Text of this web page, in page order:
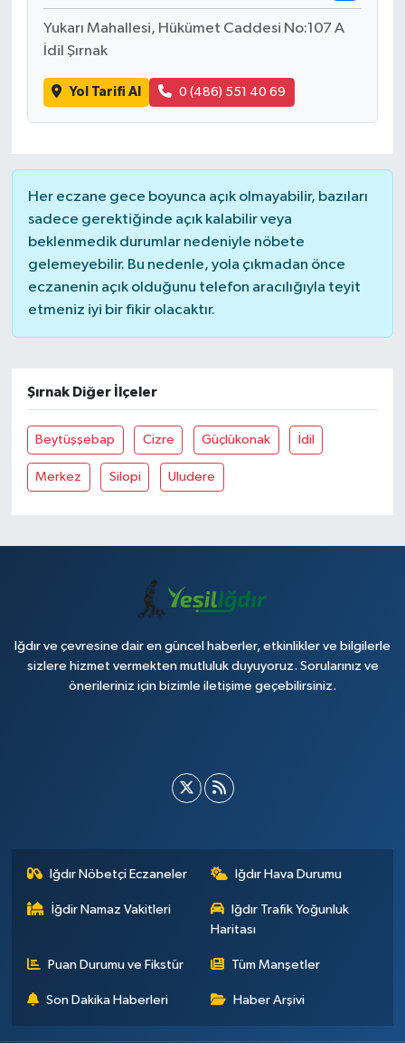
Yukarı Mahallesi, Hükümet Caddesi No:107 A
İdil Şırnak
Yol Tarifi Al 0 (486) 551 40 69
Her eczane gece boyunca açık olmayabilir, bazıları
sadece gerektiğinde açık kalabilir veya
beklenmedik durumlar nedeniyle nöbete
gelemeyebilir. Bu nedenle, yola çıkmadan önce
eczanenin açık olduğunu telefon aracılığıyla teyit
etmeniz iyi bir fikir olacaktır.
Şırnak Diğer İlçeler
Beytüşşebap Cizre Güçlükonak İdil
Merkez Silopi Uludere
Iğdır ve çevresine dair en güncel haberler, etkinlikler ve bilgilerle
sizlere hizmet vermekten mutluluk duyuyoruz. Sorularınız ve
önerileriniz için bizimle iletişime geçebilirsiniz.
Iğdır Nöbetçi Eczaneler Iğdır Hava Durumu
İğdir Namaz Vakitleri
Iğdır Trafik Yoğunluk
Haritası
Puan Durumu ve Fikstür Tüm Manşetler
Son Dakika Haberleri Haber Arşivi